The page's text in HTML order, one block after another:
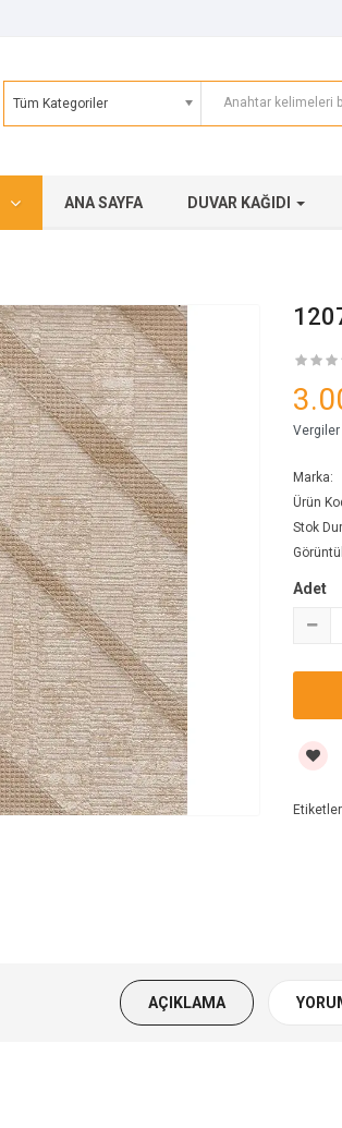
Tüm Kategoriler
ANA SAYFA DUVAR KAĞIDI
Vergiler
Marka:
Ürün
Stok
Adet
AÇIKLAMA